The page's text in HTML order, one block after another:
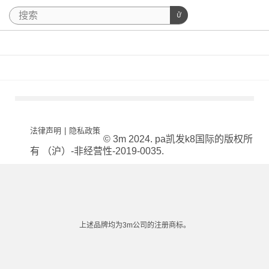
法律声明 | 隐私政策
© 3m 2024. pa凯发k8国际的版权所
有 （沪）-非经营性-2019-0035.
上述品牌均为3m公司的注册商标。